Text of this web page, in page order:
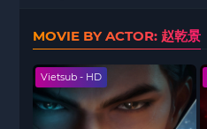
MOVIE BY ACTOR: 赵乾景
Vietsub - HD